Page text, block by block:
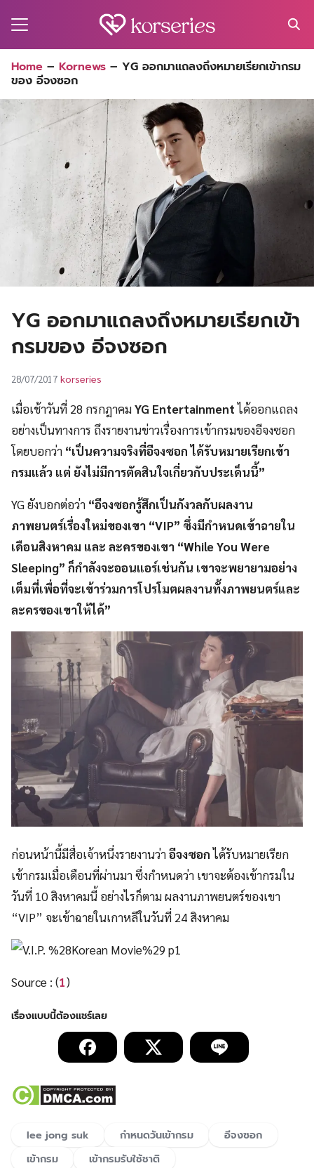
for:
Home – Kornews – YG ออกมาแถลงถึงหมายเรียกเข้ากรม
ของ อีจงซอก
YG ออกมาแถลงถึงหมายเรียกเข้า
กรมของ อีจงซอก
28/07/2017 korseries
เมื่อเช้าวันที่ 28 กรกฎาคมYG Entertainmentได้ออกแถลง
อย่างเป็นทางการ ถึงรายงานข่าวเรื่องการเข้ากรมของอีจงซอก
โดยบอกว่า “เป็นความจริงที่อีจงซอก ได้รับหมายเรียกเข้า
กรมแล้ว แต่ ยังไม่มีการตัดสินใจเกี่ยวกับประเด็นนี้”
YG ยังบอกต่อว่า “อีจงซอกรู้สึกเป็นกังวลกับผลงาน
ภาพยนตร์เรื่องใหม่ของเขา “VIP” ซึ่งมีกำหนดเข้าฉายใน
เดือนสิงหาคม และ ละครของเขา “While You Were
Sleeping” ก็กำลังจะออนแอร์เช่นกัน เขาจะพยายามอย่าง
เต็มที่เพื่อที่จะเข้าร่วมการโปรโมตผลงานทั้งภาพยนตร์และ
ละครของเขาให้ได้”
ก่อนหน้านี้มีสื่อเจ้าหนึ่งรายงานว่าอีจงซอกได้รับหมายเรียก
เข้ากรมเมื่อเดือนที่ผ่านมา ซึ่งกำหนดว่า เขาจะต้องเข้ากรมใน
วันที่ 10 สิงหาคมนี้ อย่างไรก็ตาม ผลงานภาพยนตร์ของเขา
“VIP” จะเข้าฉายในเกาหลีในวันที่ 24 สิงหาคม
Source : (1)
lee jong suk กำหนดวันเข้ากรม
อีจงซอก
เข้ากรม
เข้ากรมรับใช้ชาติ